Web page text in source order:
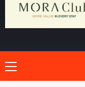
Primary
Menu